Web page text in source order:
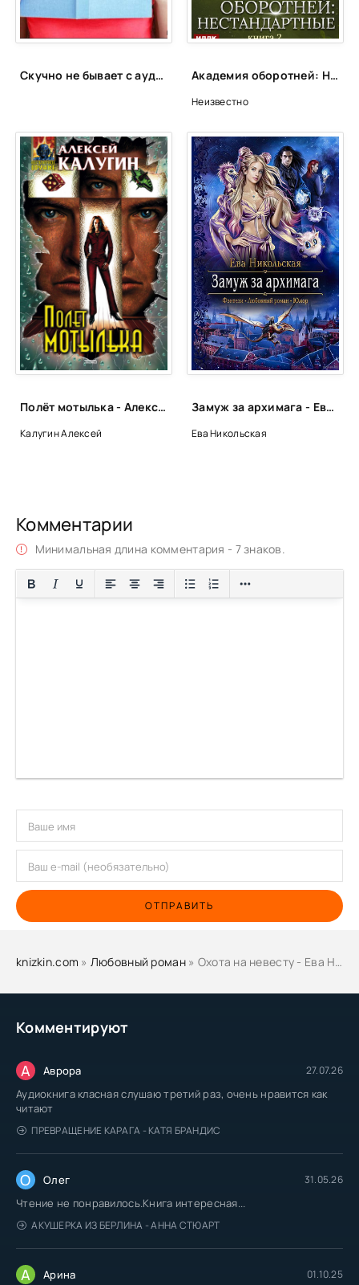
Комментируют
А Аврора 27.07.26
Аудиокнига класная слушаю третий раз, очень нравится как
читают
ПРЕВРАЩЕНИЕ КАРАГА - КАТЯ БРАНДИС
О Олег 31.05.26
Чтение не понравилось.Книга интересная...
АКУШЕРКА ИЗ БЕРЛИНА - АННА СТЮАРТ
А Арина 01.10.25
Скучно не бывает с аудиокнигами!📚🎧 Академия оборотней: Нестандартные. Книга 2
Неизвестно
Полёт мотылька - Алексей Калугин
Калугин Алексей
Замуж за архимага - Ева Никольская
Ева Никольская
Комментарии
Минимальная длина комментария - 7 знаков.
ОТПРАВИТЬ
knizkin.com » Любовный роман» Охота на невесту - Ева Никольская